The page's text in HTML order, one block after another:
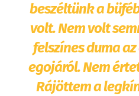
beszéltünk a
volt. Nem volt
felszínes duma
egojáról. Nem
Rájöttem a